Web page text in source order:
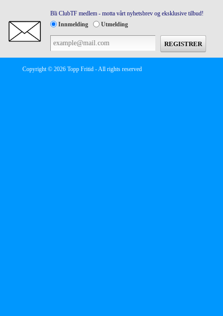
Bli ClubTF medlem - motta vårt nyhetsbrev og eksklusive tilbud!
Innmelding
Utmelding
Copyright © 2026 Topp Fritid - All rights reserved